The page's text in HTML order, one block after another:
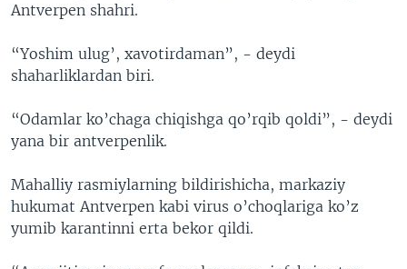
Antverpen shahri.
“Yoshim ulug’, xavotirdaman”, - deydi
shaharliklardan biri.
“Odamlar ko’chaga chiqishga qo’rqib qoldi”, - deydi
yana bir antverpenlik.
Mahalliy rasmiylarning bildirishicha, markaziy
hukumat Antverpen kabi virus o’choqlariga ko’z
yumib karantinni erta bekor qildi.